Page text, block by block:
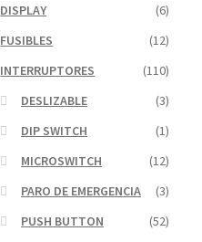
DISPLAY
(6)
FUSIBLES
(12)
INTERRUPTORES
(110)
DESLIZABLE
(3)
DIP SWITCH
(1)
MICROSWITCH
(12)
PARO DE EMERGENCIA
(3)
PUSH BUTTON
(52)